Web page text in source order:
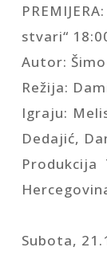
stvari“
Autor: Šimo
Režija:
Igraju:
Dedajić,
Subota,